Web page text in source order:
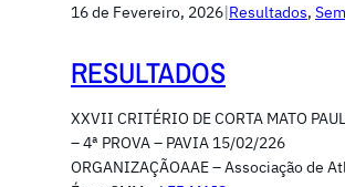
16 de Fevereiro, 2026|Resultados,
RESULTADOS
XXVII CRITÉRIO DE CORTA MATO
– 4ª PROVA – PAVIA 15/02/226
ORGANIZAÇÃOAAE – Associação de